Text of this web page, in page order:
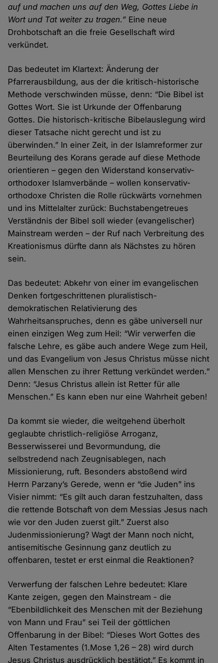
auf und machen uns auf den Weg, Gottes Liebe in
Wort und Tat weiter zu tragen.” Eine neue
Drohbotschaft an die freie Gesellschaft wird
verkündet.
Das bedeutet im Klartext: Änderung der
Pfarrerausbildung, aus der die kritisch-historische
Methode verschwinden müsse, denn: “Die Bibel ist
Gottes Wort. Sie ist Urkunde der Offenbarung
Gottes. Die historisch-kritische Bibelauslegung wird
dieser Tatsache nicht gerecht und ist zu
überwinden.” In einer Zeit, in der Islamreformer zur
Beurteilung des Korans gerade auf diese Methode
orientieren – gegen den Widerstand konservativ-
orthodoxer Islamverbände – wollen konservativ-
orthodoxe Christen die Rolle rückwärts vornehmen
und ins Mittelalter zurück: Buchstabengetreues
Verständnis der Bibel soll wieder (evangelischer)
Mainstream werden – der Ruf nach Verbreitung des
Kreationismus dürfte dann als Nächstes zu hören
sein.
Das bedeutet: Abkehr von einer im evangelischen
Denken fortgeschrittenen pluralistisch-
demokratischen Relativierung des
Wahrheitsanspruches, denn es gäbe universell nur
einen einzigen Weg zum Heil: “Wir verwerfen die
falsche Lehre, es gäbe auch andere Wege zum Heil,
und das Evangelium von Jesus Christus müsse nicht
allen Menschen zu ihrer Rettung verkündet werden.”
Denn: “Jesus Christus allein ist Retter für alle
Menschen.” Es kann eben nur eine Wahrheit geben!
Da kommt sie wieder, die weitgehend überholt
geglaubte christlich-religiöse Arroganz,
Besserwisserei und Bevormundung, die
selbstredend nach Zeugnisablegen, nach
Missionierung, ruft. Besonders abstoßend wird
Herrn Parzany’s Gerede, wenn er “die Juden” ins
Visier nimmt: “Es gilt auch daran festzuhalten, dass
die rettende Botschaft von dem Messias Jesus nach
wie vor den Juden zuerst gilt.” Zuerst also
Judenmissionierung? Wagt der Mann noch nicht,
antisemitische Gesinnung ganz deutlich zu
offenbaren, testet er erst einmal die Reaktionen?
Verwerfung der falschen Lehre bedeutet: Klare
Kante zeigen, gegen den Mainstream - die
“Ebenbildlichkeit des Menschen mit der Beziehung
von Mann und Frau” sei Teil der göttlichen
Offenbarung in der Bibel: “Dieses Wort Gottes des
Alten Testamentes (1.Mose 1,26 – 28) wird durch
Jesus Christus ausdrücklich bestätigt.” Es kommt in